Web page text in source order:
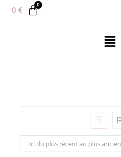
0 €
Tri du plus récent au plus ancien